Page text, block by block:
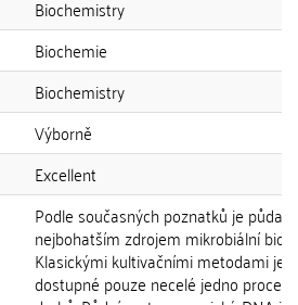
Biochemistry
Biochemie
Biochemistry
Výborně
Excellent
Podle současných poznatků je půda
nejbohatším zdrojem mikrobiální
Klasickými kultivačními metodami je
dostupné pouze necelé jedno